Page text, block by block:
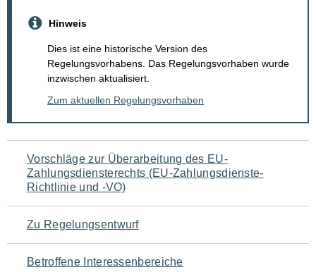
Hinweis
Dies ist eine historische Version des
Regelungsvorhabens. Das Regelungsvorhaben wurde
inzwischen aktualisiert.
Zum aktuellen Regelungsvorhaben
Navigation
für
den
Seiteninhalt
Vorschläge zur Überarbeitung des EU-
Zahlungsdiensterechts (EU-Zahlungsdienste-
Richtlinie und -VO)
Zu Regelungsentwurf
Betroffene Interessenbereiche